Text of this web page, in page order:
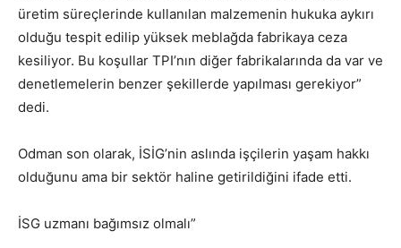
üretim süreçlerinde kullanılan malzemenin hukuka aykırı
olduğu tespit edilip yüksek meblağda fabrikaya ceza
kesiliyor. Bu koşullar TPI’nın diğer fabrikalarında da var ve
denetlemelerin benzer şekillerde yapılması gerekiyor”
dedi.
Odman son olarak, İSİG’nin aslında işçilerin yaşam hakkı
olduğunu ama bir sektör haline getirildiğini ifade etti.
İSG uzmanı bağımsız olmalı”